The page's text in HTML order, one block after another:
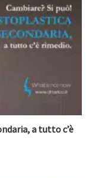
a tutto c’è